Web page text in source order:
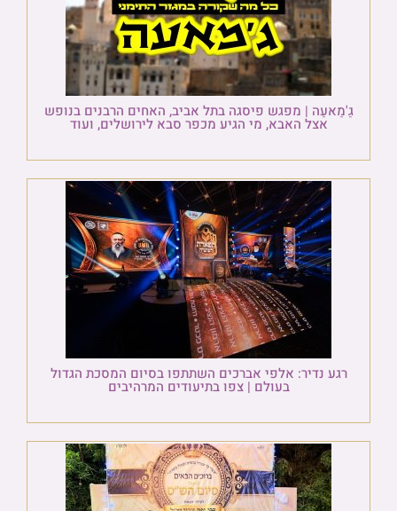
גַ'מַאעַה | מפגש פיסגה בתל אביב, האחים הרבנים בנופש
אצל האבא, מי הגיע מכפר סבא לירושלים, ועוד
רגע נדיר: אלפי אברכים השתתפו בסיום המסכת הגדול
בעולם | צפו בתיעודים המרהיבים